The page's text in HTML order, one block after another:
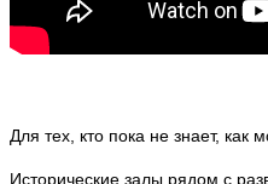
Для тех, кто пока не знает,
Исторические залы рядом с